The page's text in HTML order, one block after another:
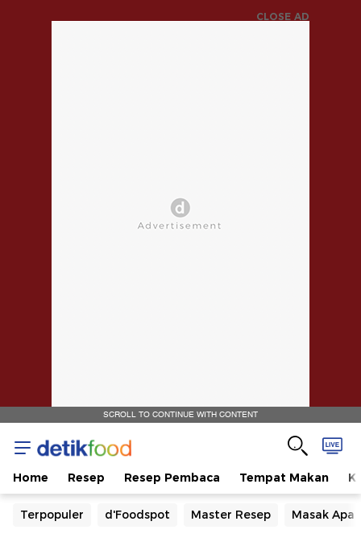
CLOSE AD
SCROLL TO CONTINUE WITH CONTENT
Home Resep Resep Pembaca Tempat Makan
Terpopuler d'Foodspot Master Resep Masak Apa